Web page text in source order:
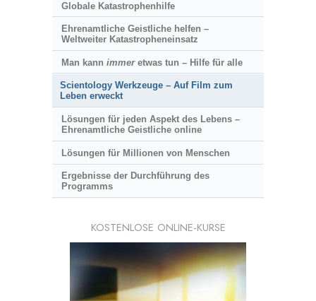
Globale Katastrophenhilfe
Ehrenamtliche Geistliche helfen –
Weltweiter Katastropheneinsatz
Man kann immeretwas tun – Hilfe für alle
Scientology Werkzeuge – Auf Film zum
Leben erweckt
Lösungen für jeden Aspekt des Lebens –
Ehrenamtliche Geistliche online
Lösungen für Millionen von Menschen
Ergebnisse der Durchführung des
Programms
KOSTENLOSE ONLINE-KURSE